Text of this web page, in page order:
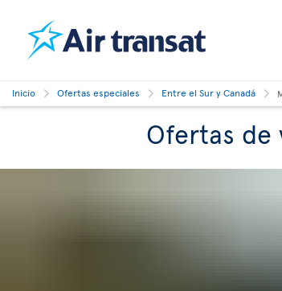
Inicio Ofertas especiales Entre el Sur y Canadá
Ofertas de